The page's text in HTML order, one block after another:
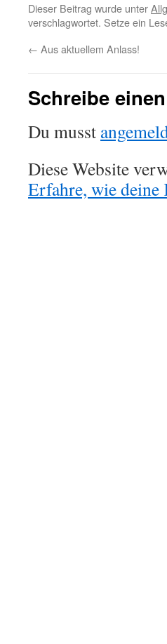
Dieser Beitrag wurde unter
verschlagwortet. Setze ein
← Aus aktuellem Anlass!
Schreibe
Du musst
Diese Website
Erfahre, wie deine